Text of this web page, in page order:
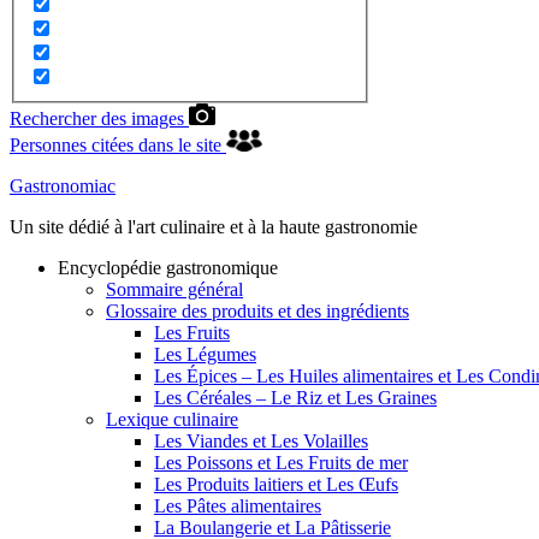
Rechercher des images
Personnes citées dans le site
Gastronomiac
Un site dédié à l'art culinaire et à la haute gastronomie
Encyclopédie gastronomique
Sommaire général
Glossaire des produits et des ingrédients
Les Fruits
Les Légumes
Les Épices – Les Huiles alimentaires et Les
Les Céréales – Le Riz et Les Graines
Lexique culinaire
Les Viandes et Les Volailles
Les Poissons et Les Fruits de mer
Les Produits laitiers et Les Œufs
Les Pâtes alimentaires
La Boulangerie et La Pâtisserie